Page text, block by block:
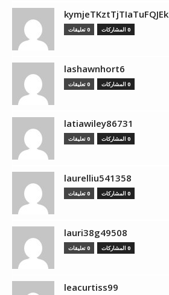
kymjeTKztTjTIaTuFQJEk
0 المشاركات 0 تعليقات
lashawnhort6
0 المشاركات 0 تعليقات
latiawiley86731
0 المشاركات 0 تعليقات
laurelliu541358
0 المشاركات 0 تعليقات
lauri38g49508
0 المشاركات 0 تعليقات
leacurtiss99